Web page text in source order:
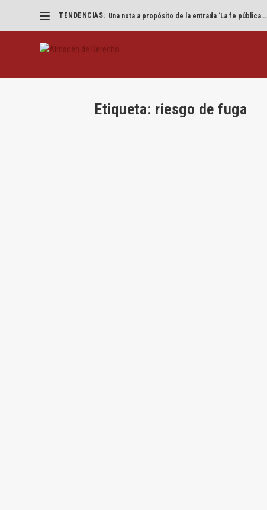
TENDENCIAS: Una nota a propósito de la entrada ‘La fe pública...
Etiqueta: riesgo de fuga